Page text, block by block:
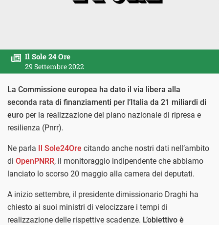
Il Sole 24 Ore
29 Settembre 2022
La Commissione europea ha dato il via libera alla
seconda rata di finanziamenti per l’Italia da 21 miliardi di
euro per la realizzazione del piano nazionale di ripresa e
resilienza (Pnrr).
Ne parla Il Sole24Ore citando anche nostri dati nell’ambito
di OpenPNRR, il monitoraggio indipendente che abbiamo
lanciato lo scorso 20 maggio alla camera dei deputati.
A inizio settembre, il presidente dimissionario Draghi ha
chiesto ai suoi ministri di velocizzare i tempi di
realizzazione delle rispettive scadenze. L’obiettivo è